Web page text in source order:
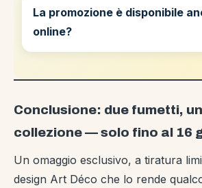
La promozione è disponibile
online?
Conclusione: due fumetti,
collezione — solo fino al 16
Un omaggio esclusivo, a tiratura
design Art Déco che lo rende